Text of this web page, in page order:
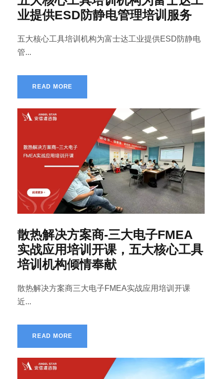
业提供ESD防静电管理培训服务
五大核心工具培训机构为富士达工业提供ESD防静电
管...
READ MORE
散热解决方案商-三大电子FMEA
实战应用培训开课，五大核心工具
培训机构倾情奉献
散热解决方案商三大电子FMEA实战应用培训开课
近...
READ MORE